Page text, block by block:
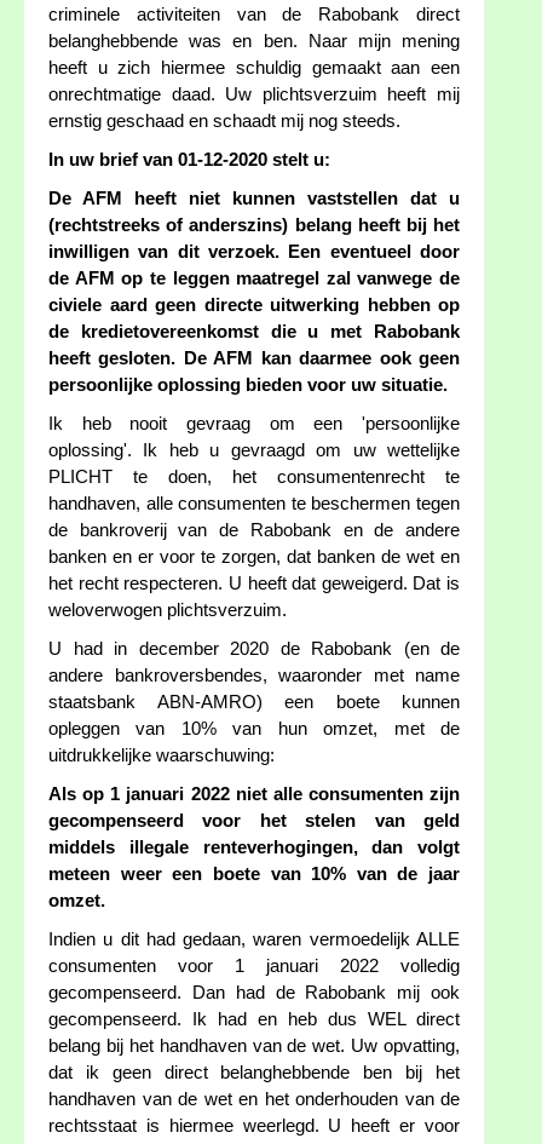
criminele activiteiten van de Rabobank direct
belanghebbende was en ben. Naar mijn mening
heeft u zich hiermee schuldig gemaakt aan een
onrechtmatige daad. Uw plichtsverzuim heeft mij
ernstig geschaad en schaadt mij nog steeds.
In uw brief van 01-12-2020 stelt u:
De AFM heeft niet kunnen vaststellen dat u
(rechtstreeks of anderszins) belang heeft bij het
inwilligen van dit verzoek. Een eventueel door
de AFM op te leggen maatregel zal vanwege de
civiele aard geen directe uitwerking hebben op
de kredietovereenkomst die u met Rabobank
heeft gesloten. De AFM kan daarmee ook geen
persoonlijke oplossing bieden voor uw situatie.
Ik heb nooit gevraag om een 'persoonlijke
oplossing'. Ik heb u gevraagd om uw wettelijke
PLICHT te doen, het consumentenrecht te
handhaven, alle consumenten te beschermen tegen
de bankroverij van de Rabobank en de andere
banken en er voor te zorgen, dat banken de wet en
het recht respecteren. U heeft dat geweigerd. Dat is
weloverwogen plichtsverzuim.
U had in december 2020 de Rabobank (en de
andere bankroversbendes, waaronder met name
staatsbank ABN-AMRO) een boete kunnen
opleggen van 10% van hun omzet, met de
uitdrukkelijke waarschuwing:
Als op 1 januari 2022 niet alle consumenten zijn
gecompenseerd voor het stelen van geld
middels illegale renteverhogingen, dan volgt
meteen weer een boete van 10% van de jaar
omzet.
Indien u dit had gedaan, waren vermoedelijk ALLE
consumenten voor 1 januari 2022 volledig
gecompenseerd. Dan had de Rabobank mij ook
gecompenseerd. Ik had en heb dus WEL direct
belang bij het handhaven van de wet. Uw opvatting,
dat ik geen direct belanghebbende ben bij het
handhaven van de wet en het onderhouden van de
rechtsstaat is hiermee weerlegd. U heeft er voor